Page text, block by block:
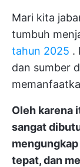
Mari kita
tumbuh
tahun 2025 .
dan sumber
Oleh karena
sangat
tepat, dan